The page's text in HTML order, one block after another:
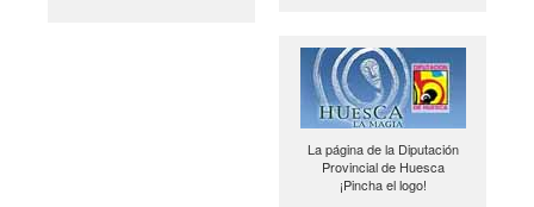
La página de la Diputación
Provincial de Huesca
¡Pincha el logo!